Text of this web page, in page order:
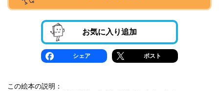
お気に入り追加
シェア ポスト
この絵本の説明：